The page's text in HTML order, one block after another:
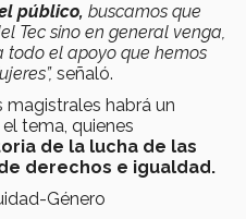
público, buscamos que
Tec sino en general venga,
todo el apoyo que hemos
señaló.
habrá un
tema, quienes
de la lucha de las
derechos e igualdad.